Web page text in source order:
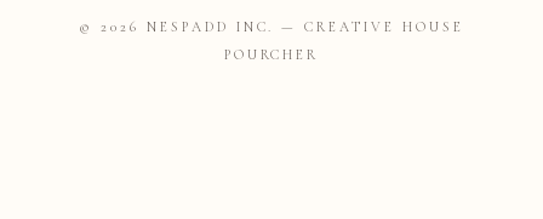
© 2026 NESPADD INC. — CREATIVE HOUSE
POURCHER